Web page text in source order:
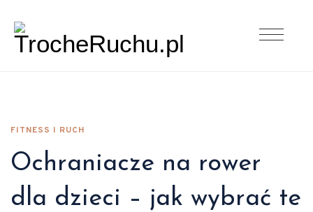
FITNESS I RUCH
Ochraniacze na rower
dla dzieci – jak wybrać te